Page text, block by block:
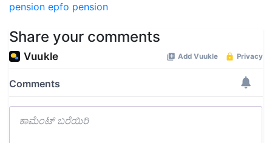
pension epfo pension
Share your comments